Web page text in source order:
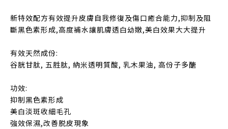
新特效配方有效提升皮膚自我修復及傷口癒合能力,抑制及阻
斷黑色素形成,高度補水讓肌膚透白幼嫩,美白效果大大提升
有效天然成份:
谷胱甘肽, 五胜肽, 納米透明質酸, 乳木果油, 高份子多醣
功效:
抑制黑色素形成
美白淡斑收細毛孔
強效保濕,改善脱皮現象